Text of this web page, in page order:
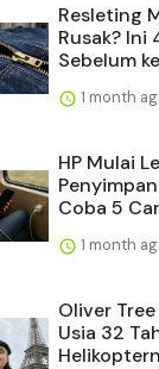
Resleting
Rusak? Ini
Sebelum
1 month
HP Mulai
Coba 5
1 month
Oliver
Usia 32